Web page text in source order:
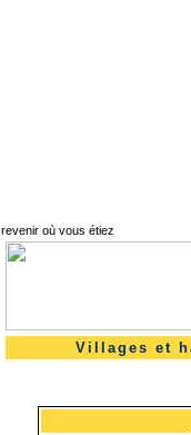
revenir où vous étiez
Villages et